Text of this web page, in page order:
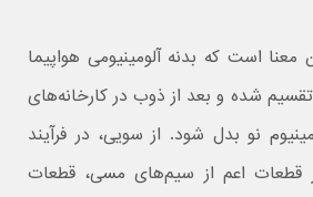
معنا است که بدنه آلومینیومی هواپیما
شده و بعد از ذوب در کارخانه‌های
نو بدل شود. از سویی، در فرآیند
قطعات اعم از سیم‌های مسی، قطعات